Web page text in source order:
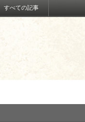
すべての記事